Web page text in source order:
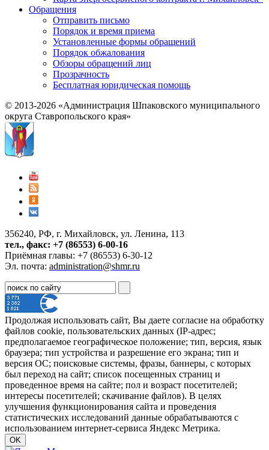
Обращения
Отправить письмо
Порядок и время приема
Установленные формы обращений
Порядок обжалования
Обзоры обращений лиц
Прозрачность
Бесплатная юридическая помощь
© 2013-2026 «Администрация Шпаковского муниципального
округа Ставропольского края»
356240, РФ, г. Михайловск, ул. Ленина, 113
тел., факс: +7 (86553) 6-00-16
Приёмная главы: +7 (86553) 6-30-12
Эл. почта: administration@shmr.ru
Продолжая использовать сайт, Вы даете согласие на обработку
файлов cookie, пользовательских данных (IP-адрес;
предполагаемое географическое положение; тип, версия, язык
браузера; тип устройства и разрешение его экрана; тип и
версия ОС; поисковые системы, фразы, баннеры, с которых
был переход на сайт; список посещенных страниц и
проведенное время на сайте; пол и возраст посетителей;
интересы посетителей; скачивание файлов). В целях
улучшения функционирования сайта и проведения
статистических исследований данные обрабатываются с
использованием интернет-сервиса Яндекс Метрика.
OK